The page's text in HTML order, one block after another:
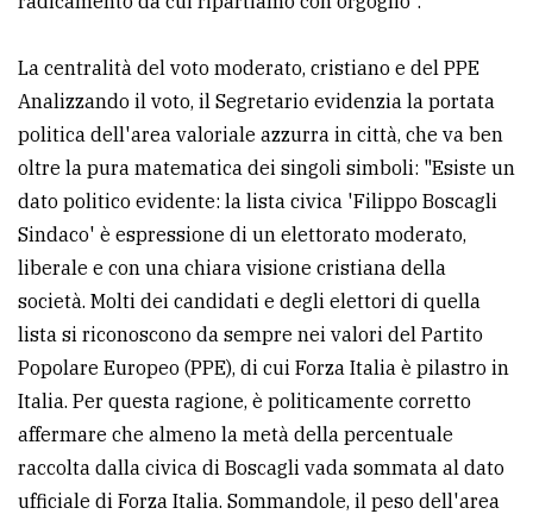
La centralità del voto moderato, cristiano e del PPE
Analizzando il voto, il Segretario evidenzia la portata
politica dell'area valoriale azzurra in città, che va ben
oltre la pura matematica dei singoli simboli: "Esiste un
dato politico evidente: la lista civica 'Filippo Boscagli
Sindaco' è espressione di un elettorato moderato,
liberale e con una chiara visione cristiana della
società. Molti dei candidati e degli elettori di quella
lista si riconoscono da sempre nei valori del Partito
Popolare Europeo (PPE), di cui Forza Italia è pilastro in
Italia. Per questa ragione, è politicamente corretto
affermare che almeno la metà della percentuale
raccolta dalla civica di Boscagli vada sommata al dato
ufficiale di Forza Italia. Sommandole, il peso dell'area